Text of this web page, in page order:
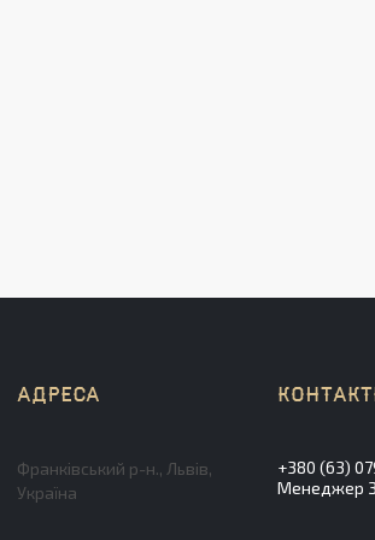
Франківський р-н., Львів,
Україна
+380 (63)
Менеджер